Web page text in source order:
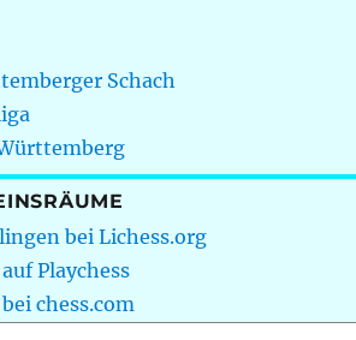
Schach
bei Lichess.org
Playchess
chess.com